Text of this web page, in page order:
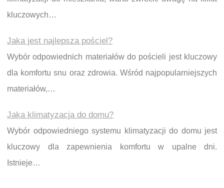
kluczowych…
Jaka jest najlepsza pościel?
Wybór odpowiednich materiałów do pościeli jest kluczowy
dla komfortu snu oraz zdrowia. Wśród najpopularniejszych
materiałów,…
Jaka klimatyzacja do domu?
Wybór odpowiedniego systemu klimatyzacji do domu jest
kluczowy dla zapewnienia komfortu w upalne dni.
Istnieje…